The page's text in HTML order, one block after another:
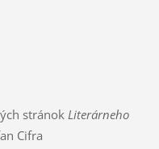
stránok Literárneho
Cifra